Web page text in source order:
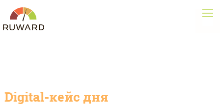
Digital-кейс дня